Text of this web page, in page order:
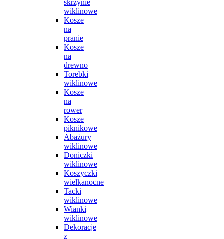
skrzynie
wiklinowe
Kosze
na
pranie
Kosze
na
drewno
Torebki
wiklinowe
Kosze
na
rower
Kosze
piknikowe
Abażury
wiklinowe
Doniczki
wiklinowe
Koszyczki
wielkanocne
Tacki
wiklinowe
Wianki
wiklinowe
Dekoracje
z